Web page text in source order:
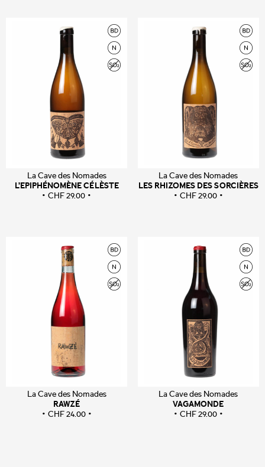
La Cave des Nomades
L’EPIPHÉNOMÈNE CÉLÈSTE
CHF29.00
La Cave des Nomades
LES RHIZOMES DES SORCIÈRES
CHF29.00
La Cave des Nomades
RAWZÉ
CHF24.00
La Cave des Nomades
VAGAMONDE
CHF29.00